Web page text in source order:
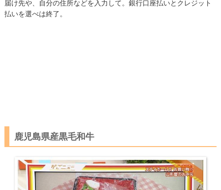
届け先や、自分の住所などを入力して。銀行口座払いとクレジット
払いを選べは終了。
鹿児島県産黒毛和牛